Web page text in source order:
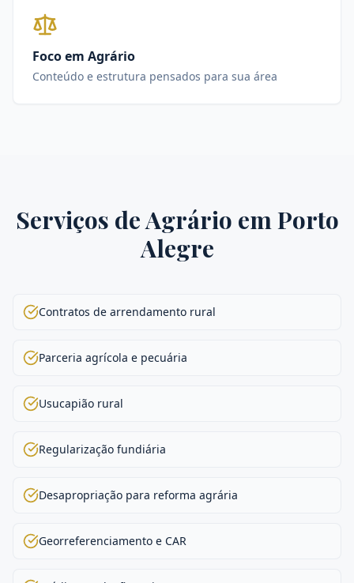
Foco em Agrário
Conteúdo e estrutura pensados para sua área
Serviços deAgrário emPorto
Alegre
Contratos de arrendamento rural
Parceria agrícola e pecuária
Usucapião rural
Regularização fundiária
Desapropriação para reforma agrária
Georreferenciamento e CAR